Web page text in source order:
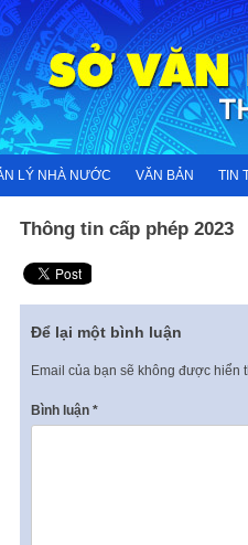
LÝ NHÀ NƯỚC VĂN BẢN TIN
Thông tin cấp phép 2023
Để lại một bình luận
Email của bạn sẽ không được hiển
Bình luận *